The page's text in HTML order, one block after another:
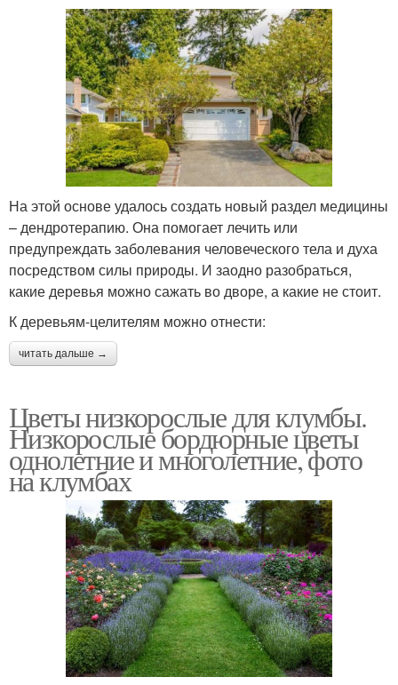
На этой основе удалось создать новый раздел медицины
– дендротерапию. Она помогает лечить или
предупреждать заболевания человеческого тела и духа
посредством силы природы. И заодно разобраться,
какие деревья можно сажать во дворе, а какие не стоит.
К деревьям-целителям можно отнести:
читать дальше →
Цветы низкорослые для клумбы.
Низкорослые бордюрные цветы
однолетние и многолетние, фото
на клумбах